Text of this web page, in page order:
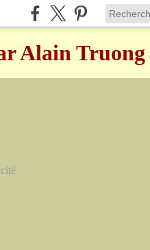
Alain Truong